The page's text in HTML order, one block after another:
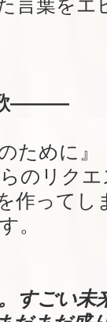
言葉をエ
歌―――
ために』
のリクエ
作ってし
。
すごい未